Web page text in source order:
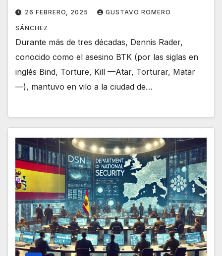
26 FEBRERO, 2025 GUSTAVO ROMERO
SÁNCHEZ
Durante más de tres décadas, Dennis Rader,
conocido como el asesino BTK (por las siglas en
inglés Bind, Torture, Kill —Atar, Torturar, Matar
—), mantuvo en vilo a la ciudad de…